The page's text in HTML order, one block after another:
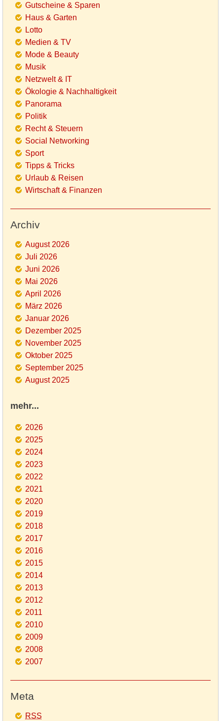
Gutscheine & Sparen
Haus & Garten
Lotto
Medien & TV
Mode & Beauty
Musik
Netzwelt & IT
Ökologie & Nachhaltigkeit
Panorama
Politik
Recht & Steuern
Social Networking
Sport
Tipps & Tricks
Urlaub & Reisen
Wirtschaft & Finanzen
Archiv
August 2026
Juli 2026
Juni 2026
Mai 2026
April 2026
März 2026
Januar 2026
Dezember 2025
November 2025
Oktober 2025
September 2025
August 2025
mehr...
2026
2025
2024
2023
2022
2021
2020
2019
2018
2017
2016
2015
2014
2013
2012
2011
2010
2009
2008
2007
Meta
RSS